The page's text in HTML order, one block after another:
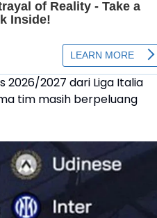
2026/2027 dari Liga Italia
tim masih berpeluang